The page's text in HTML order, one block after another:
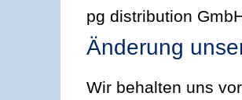
pg distribution
Änderung
Wir behalten uns